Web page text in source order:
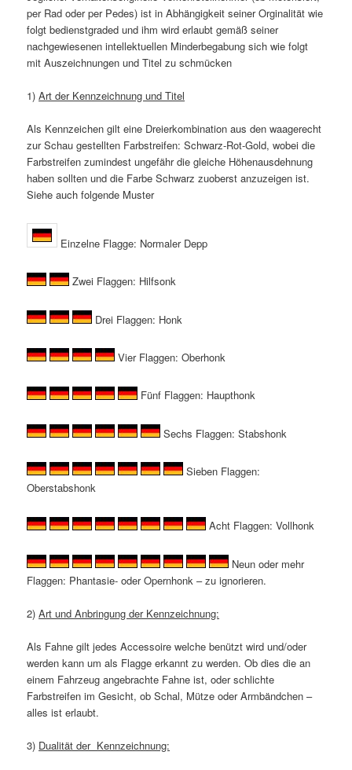
per Rad oder per Pedes) ist in Abhängigkeit seiner Orginalität wie
folgt bedienstgraded und ihm wird erlaubt gemäß seiner
nachgewiesenen intellektuellen Minderbegabung sich wie folgt
mit Auszeichnungen und Titel zu schmücken
1)Art der Kennzeichnung und Titel
Als Kennzeichen gilt eine Dreierkombination aus den waagerecht
zur Schau gestellten Farbstreifen: Schwarz-Rot-Gold, wobei die
Farbstreifen zumindest ungefähr die gleiche Höhenausdehnung
haben sollten und die Farbe Schwarz zuoberst anzuzeigen ist.
Siehe auch folgende Muster
Einzelne Flagge: Normaler Depp
Zwei Flaggen: Hilfsonk
Drei Flaggen: Honk
Vier Flaggen: Oberhonk
Fünf Flaggen: Haupthonk
Sechs Flaggen: Stabshonk
Sieben Flaggen:
Oberstabshonk
Acht Flaggen: Vollhonk
Neun oder mehr
Flaggen: Phantasie- oder Opernhonk – zu ignorieren.
2)Art und Anbringung der Kennzeichnung:
Als Fahne gilt jedes Accessoire welche benützt wird und/oder
werden kann um als Flagge erkannt zu werden. Ob dies die an
einem Fahrzeug angebrachte Fahne ist, oder schlichte
Farbstreifen im Gesicht, ob Schal, Mütze oder Armbändchen –
alles ist erlaubt.
3) Dualität der Kennzeichnung: